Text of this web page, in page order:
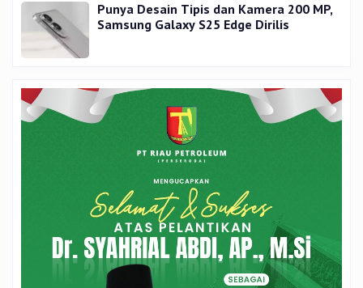
Punya Desain Tipis dan Kamera 200 MP,
Samsung Galaxy S25 Edge Dirilis